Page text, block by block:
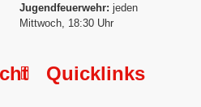
Jugendfeuerwehr: jeden
Mittwoch, 18:30 Uhr
Quicklinks